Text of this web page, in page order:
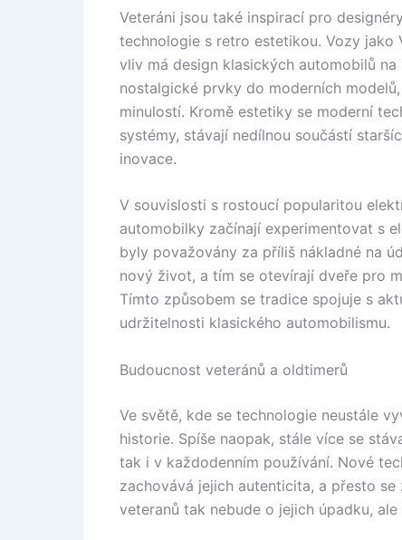
Veteráni jsou také inspirací pro
technologie s retro estetikou. Vozy jako
vliv má design klasických automobilů
nostalgické prvky do moderních
minulostí. Kromě estetiky se moderní
systémy, stávají nedílnou součástí
inovace.
V souvislosti s rostoucí popularitou
automobilky začínají experimentovat s
byly považovány za příliš nákladné na
nový život, a tím se otevírají dveře pro
Tímto způsobem se tradice spojuje s
udržitelnosti klasického automobilismu.
Budoucnost veteránů a oldtimerů
Ve světě, kde se technologie neustále
historie. Spíše naopak, stále více se
tak i v každodenním používání. Nové
zachovává jejich autenticita, a přesto
veteranů tak nebude o jejich úpadku,